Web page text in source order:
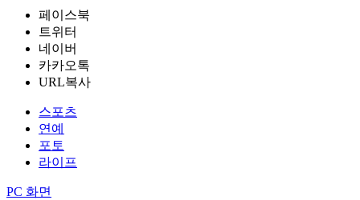
페이스북
트위터
네이버
카카오톡
URL복사
스포츠
연예
포토
라이프
PC 화면